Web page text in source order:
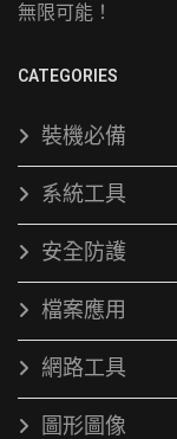
無限可能！
CATEGORIES
裝機必備
系統工具
安全防護
檔案應用
網路工具
圖形圖像